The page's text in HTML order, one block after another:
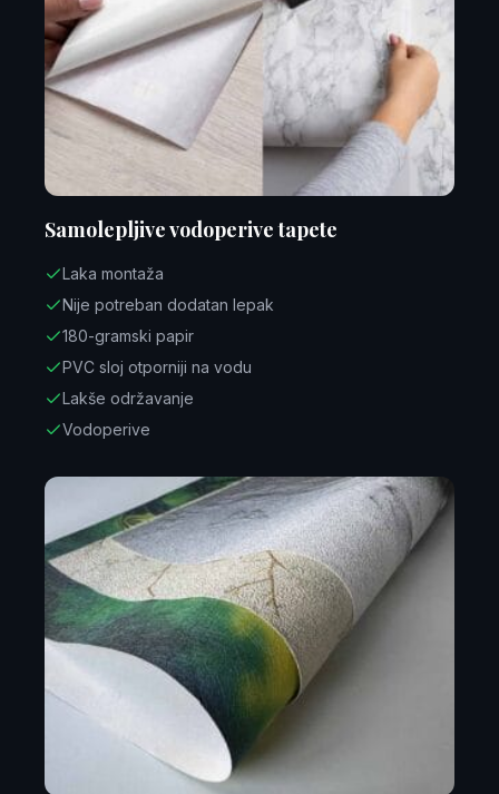
Samolepljive vodoperive tapete
Laka montaža
Nije potreban dodatan lepak
180-gramski papir
PVC sloj otporniji na vodu
Lakše održavanje
Vodoperive